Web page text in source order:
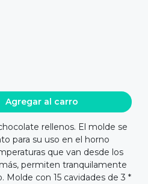
Agregar al carro
rellenos. El molde se
para su uso en el horno
que van desde los
permiten tranquilamente
con 15 cavidades de 3 *